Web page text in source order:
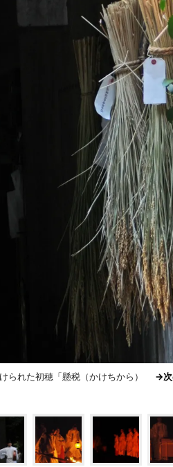
られた初穂「懸税（かけちから） →